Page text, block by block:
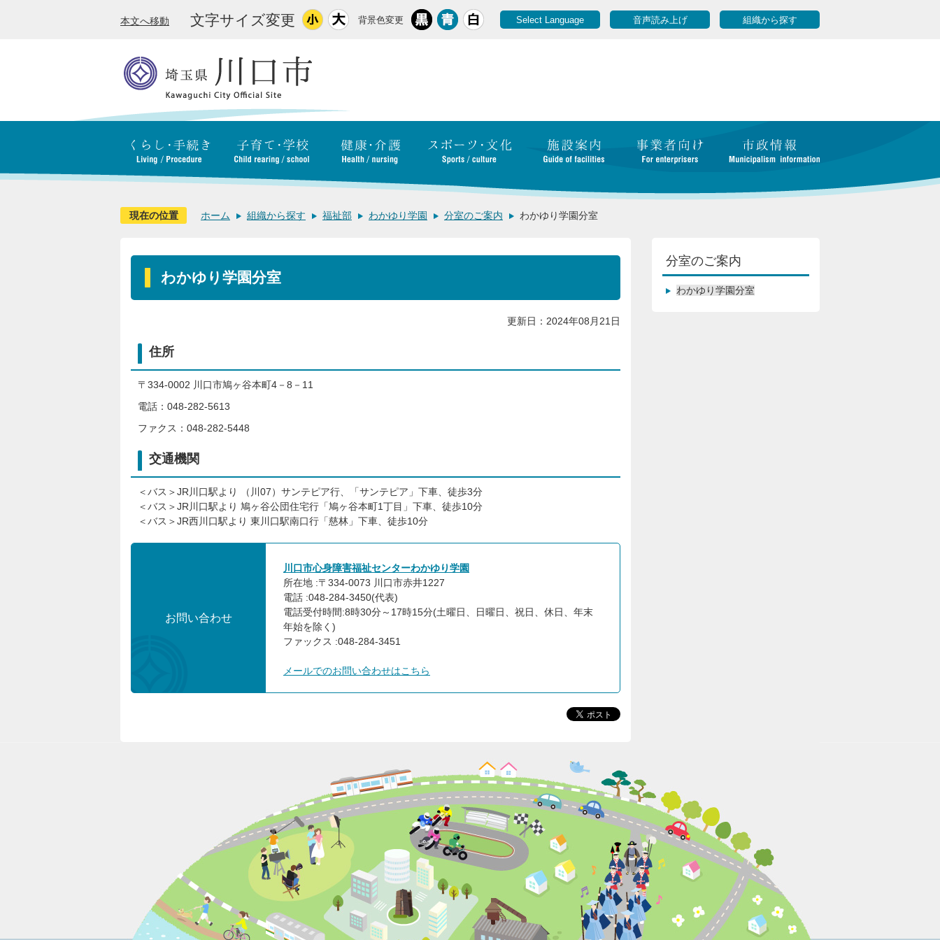
本文へ移動 文字サイズ変更 背景色変更 Select Language 音声読み上げ 組織から探す
現在の位置 ホーム 組織から探す 福祉部 わかゆり学園 分室のご案内 わかゆり学園分室
わかゆり学園分室
更新日：2024年08月21日
住所
〒334-0002 川口市鳩ヶ谷本町4－8－11
電話：048-282-5613
ファクス：048-282-5448
交通機関
＜バス＞JR川口駅より （川07）サンテピア行、「サンテピア」下車、徒歩3分
＜バス＞JR川口駅より 鳩ヶ谷公団住宅行「鳩ヶ谷本町1丁目」下車、徒歩10分
＜バス＞JR西川口駅より 東川口駅南口行「慈林」下車、徒歩10分
お問い合わせ
川口市心身障害福祉センターわかゆり学園
所在地 :〒334-0073 川口市赤井1227
電話 :048-284-3450(代表)
電話受付時間:8時30分～17時15分(土曜日、日曜日、祝日、休日、年末
年始を除く)
ファックス :048-284-3451
メールでのお問い合わせはこちら
分室のご案内
わかゆり学園分室